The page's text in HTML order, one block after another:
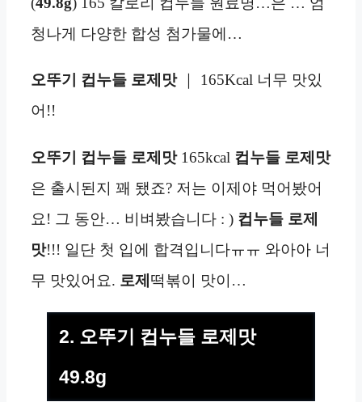
청나게 다양한 합성 첨가물에…
오뚜기 컵누들 로제맛｜ 165Kcal 너무 맛있
어!!
오뚜기 컵누들 로제맛165kcal 컵누들 로제맛
은 출시된지 꽤 됐죠? 저는 이제야 먹어봤어
요! 그 동안… 비벼봤습니다 : ) 컵누들 로제
맛!!! 일단 첫 입에 합격입니다ㅠㅠ 와아아 너
무 맛있어요. 로제 떡볶이 맛이…
2. 오뚜기 컵누들 로제맛
49.8g